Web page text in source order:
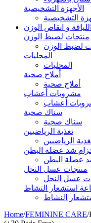
الأجهزة التشخيصية
التشخيصية
اللياقة و انقاص الوزن
منتجات لضبط الوزن
لضبط الوزن
المحليات
المحليات
أملاح صحية
أملاح صحية
مشروبات أعشاب
أعشاب
سناك صحية
سناك صحية
تغذية الرياضيين
الرياضيين
شد عضلة البطن
عضلة البطن
منتجات عسل النحل
عسل النحل
استشعار النشاط
النشاط
Home/FEMININE CARE/